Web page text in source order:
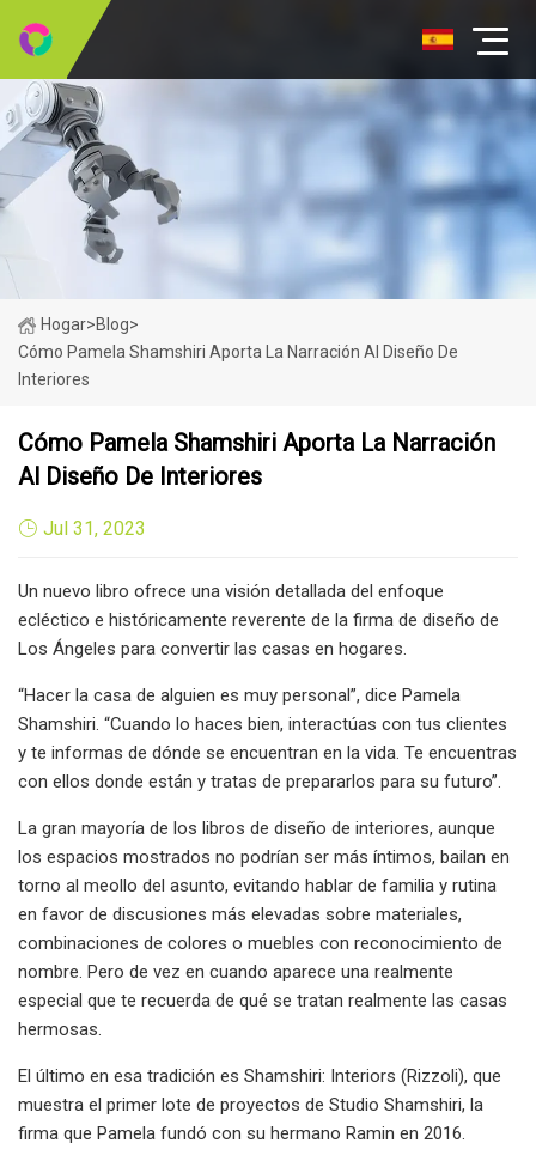
Hogar>Blog>
Cómo Pamela Shamshiri Aporta La Narración Al Diseño De
Interiores
Cómo Pamela Shamshiri Aporta La Narración
Al Diseño De Interiores
Jul 31, 2023
Un nuevo libro ofrece una visión detallada del enfoque
ecléctico e históricamente reverente de la firma de diseño de
Los Ángeles para convertir las casas en hogares.
“Hacer la casa de alguien es muy personal”, dice Pamela
Shamshiri. “Cuando lo haces bien, interactúas con tus clientes
y te informas de dónde se encuentran en la vida. Te encuentras
con ellos donde están y tratas de prepararlos para su futuro”.
La gran mayoría de los libros de diseño de interiores, aunque
los espacios mostrados no podrían ser más íntimos, bailan en
torno al meollo del asunto, evitando hablar de familia y rutina
en favor de discusiones más elevadas sobre materiales,
combinaciones de colores o muebles con reconocimiento de
nombre. Pero de vez en cuando aparece una realmente
especial que te recuerda de qué se tratan realmente las casas
hermosas.
El último en esa tradición es Shamshiri: Interiors (Rizzoli), que
muestra el primer lote de proyectos de Studio Shamshiri, la
firma que Pamela fundó con su hermano Ramin en 2016.